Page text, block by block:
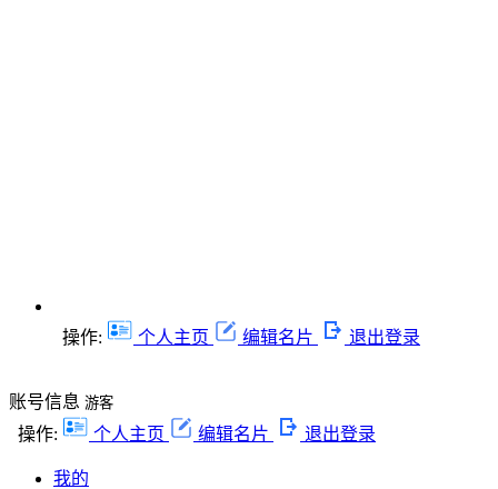
操作: 个人主页 编辑名片 退出登录
账号信息 游客
操作: 个人主页 编辑名片 退出登录
我的